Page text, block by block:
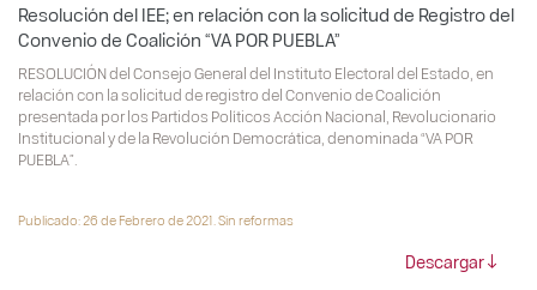
Resolución del IEE; en relación con la solicitud de Registro del
Convenio de Coalición “VA POR PUEBLA”
RESOLUCIÓN del Consejo General del Instituto Electoral del Estado, en
relación con la solicitud de registro del Convenio de Coalición
presentada por los Partidos Políticos Acción Nacional, Revolucionario
Institucional y de la Revolución Democrática, denominada “VA POR
PUEBLA”.
Publicado: 26 de Febrero de 2021. Sin reformas
Descargar